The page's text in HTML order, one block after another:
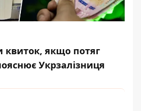
квиток, якщо потяг
Укрзалізниця